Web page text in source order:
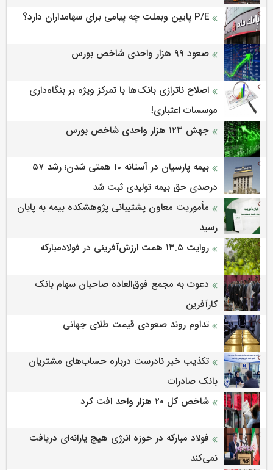
P/E پایین وبملت چه پیامی برای سهامداران دارد؟
صعود ۹۹ هزار واحدی شاخص بورس
اصلاح ناترازی بانک‌ها با تمرکز ویژه بر بنگاه‌داری
موسسات اعتباری!
جهش ۱۲۳ هزار واحدی شاخص بورس
بیمه پارسیان در آستانه 10 همتی شدن؛ رشد ۵۷
درصدی حق بیمه تولیدی ثبت شد
مأموریت معاون پشتیبانی پژوهشكده بیمه به پایان
رسید
روایت ۱۳.۵ همت ارزش‌آفرینی در فولادمبارکه
دعوت به مجمع فوق‌العاده صاحبان سهام بانک
کارآفرین
تداوم روند صعودی قیمت طلای جهانی
تکذیب خبر نادرست درباره حساب‌های مشتریان
بانک صادرات
شاخص کل ۲۰ هزار واحد افت کرد
فولاد مبارکه در حوزه انرژی هیچ یارانه‌ای دریافت
نمی‌کند